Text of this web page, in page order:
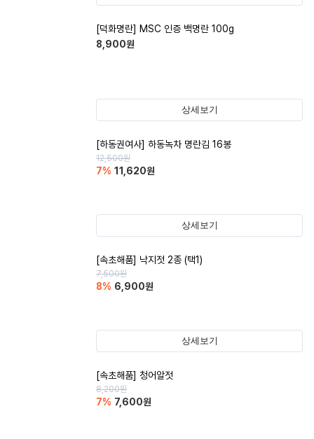
[덕화명란] MSC 인증 백명란 100g
8,900원
상세보기
[하동권여사] 하동녹차 명란김 16봉
12,500원
7% 11,620원
상세보기
[속초해품] 낙지젓 2종 (택1)
7,500원
8% 6,900원
상세보기
[속초해품] 청어알젓
8,200원
7% 7,600원